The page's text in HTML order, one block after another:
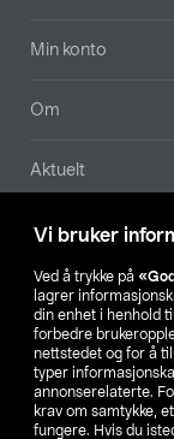
Vi bruker
Ved å trykke på
lagrer
din enhet i henhold
forbedre
nettstedet og for å
typer
annonserelaterte.
krav om samtykke,
fungere. Hvis du
Min konto
Om
Aktuelt
Våre selskaper